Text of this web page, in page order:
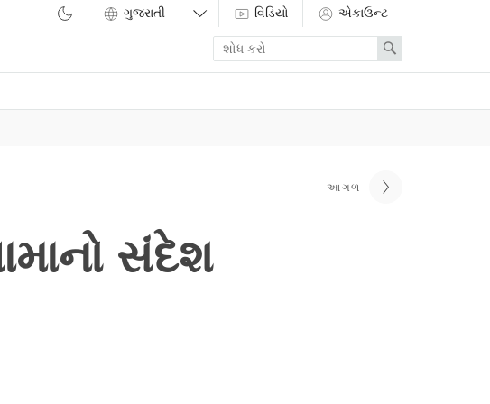
વિડિયો એકાઉન્ટ
Enter
search
term
Search
આગળ
સંદેશ